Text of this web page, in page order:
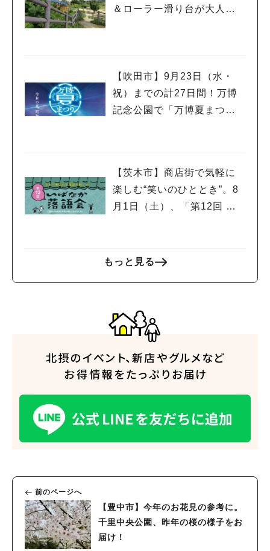
＆ローラー滑り台が大人気
【吹田市】9月23日（水・
祝）までの計27日間！万博
記念公園で「万博夏まつり2
【茨木市】商店街で気軽に
楽しむ“笑いのひととき”。8
月1日（土）、「第12回 い
もっと見る
前のページへ
【豊中市】今年のお花見の参考に。
千里中央公園、昨年の桜の様子をお
届け！